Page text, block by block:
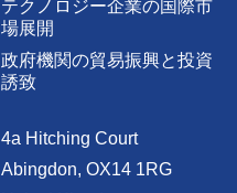
テクノロジー企業の国際市
場展開
政府機関の貿易振興と投資
誘致
4a Hitching Court
Abingdon, OX14 1RG